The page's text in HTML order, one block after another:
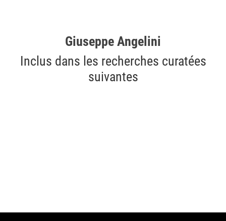
Giuseppe Angelini
Inclus dans les recherches curatées
suivantes